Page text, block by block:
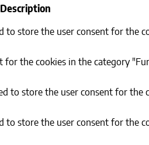
Description
to store the user consent for the
for the cookies in the category
to store the user consent for the
to store the user consent for the